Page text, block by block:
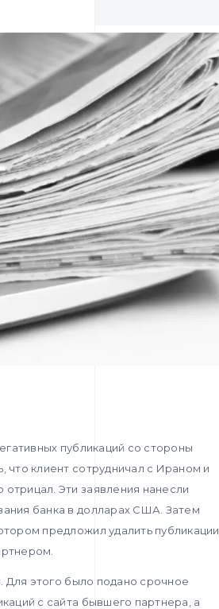
публикаций со стороны
что клиент сотрудничал с Ираном и
Эти заявления нанесли
банка в долларах США. Затем
предложил удалить публикации,
Для этого было подано срочное
с сайта бывшего партнера, а